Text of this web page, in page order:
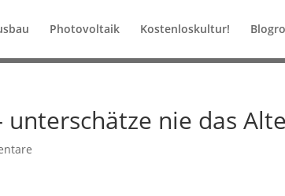
Photovoltaik Kostenloskultur!
unterschätze nie das